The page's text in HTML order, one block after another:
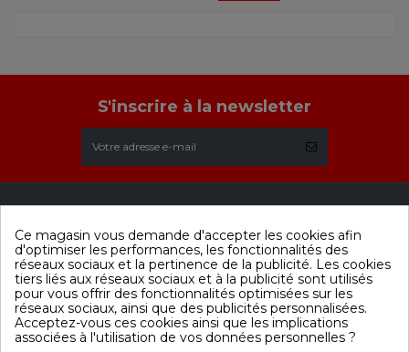
S'inscrire à la newsletter
Menu
Contactez-nous
Mon compte
Mentions légales
Conditions
générales de vente
Categories
Sauna traditionnel
Sauna infrarouge
Promotions
Contactez-
nous
Ligne Spa
18 Route de Loire,
49440 Candé
FRANCE
Ce magasin vous demande d'accepter les cookies afin
d'optimiser les performances, les fonctionnalités des
réseaux sociaux et la pertinence de la publicité. Les cookies
tiers liés aux réseaux sociaux et à la publicité sont utilisés
pour vous offrir des fonctionnalités optimisées sur les
réseaux sociaux, ainsi que des publicités personnalisées.
Acceptez-vous ces cookies ainsi que les implications
associées à l'utilisation de vos données personnelles ?